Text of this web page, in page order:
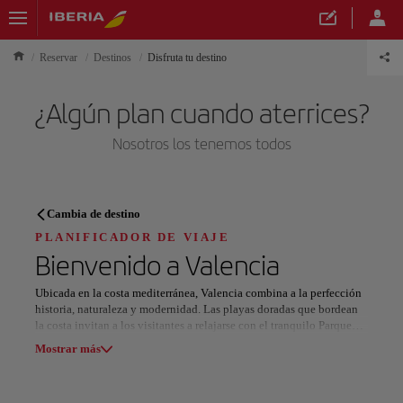
Reservar Destinos Disfruta tu destino
¿Algún plan cuando aterrices?
Nosotros los tenemos todos
PLANIFICADOR DE VIAJE
Descubre tu próximo destino
Nuestros destinos
Cambia de destino
PLANIFICADOR DE VIAJE
Bienvenido aValencia
Ubicada en la costa mediterránea, Valencia combina a la perfección
historia, naturaleza y modernidad. Las playas doradas que bordean
la costa invitan a los visitantes a relajarse con el tranquilo Parque
Natural de la Albufera, que cuenta con la serena Laguna de la
Mostrar más